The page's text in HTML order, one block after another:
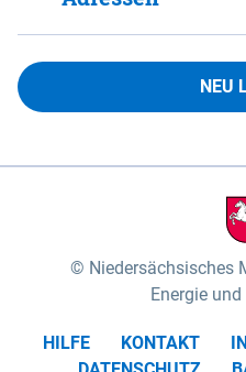
NEU
Niedersächsisches
Energie
HILFE KONTAKT